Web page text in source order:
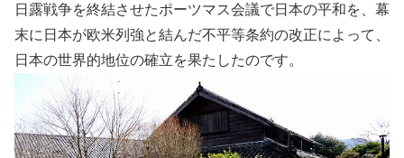
日露戦争を終結させたポーツマス会議で日本の平和を、幕
末に日本が欧米列強と結んだ不平等条約の改正によって、
日本の世界的地位の確立を果たしたのです。